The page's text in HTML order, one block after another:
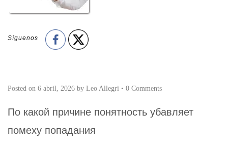
Síguenos
Posted on 6 abril, 2026 by Leo Allegri • 0 Comments
По какой причине понятность убавляет
помеху попадания